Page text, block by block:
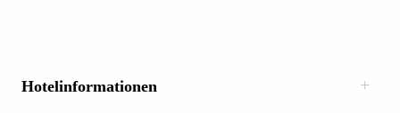
Hotelinformationen